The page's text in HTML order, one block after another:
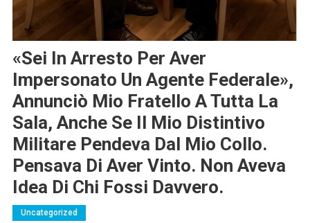
«Sei In Arresto Per Aver
Impersonato Un Agente Federale»,
Annunciò Mio Fratello A Tutta La
Sala, Anche Se Il Mio Distintivo
Militare Pendeva Dal Mio Collo.
Pensava Di Aver Vinto. Non Aveva
Idea Di Chi Fossi Davvero.
Uncategorized